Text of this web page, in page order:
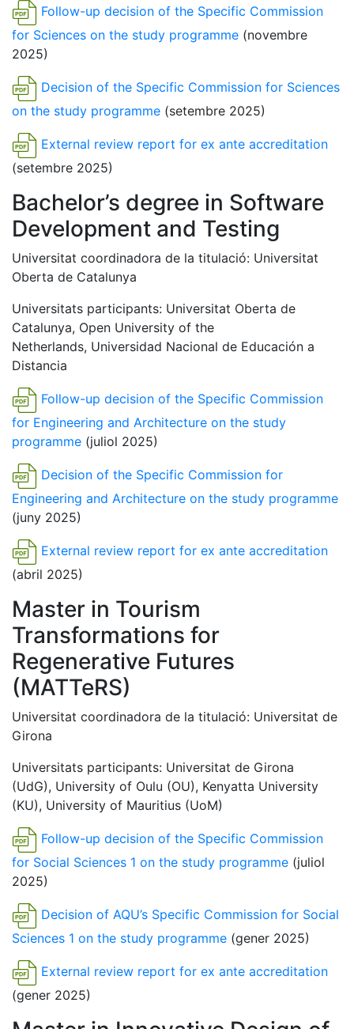
Follow-up decision of the Specific Commission
for Sciences on the study programme (novembre
2025)
Decision of the Specific Commission for Sciences
on the study programme (setembre 2025)
External review report for ex ante accreditation
(setembre 2025)
Bachelor’s degree in Software
Development and Testing
Universitat coordinadora de la titulació: Universitat
Oberta de Catalunya
Universitats participants: Universitat Oberta de
Catalunya, Open University of the
Netherlands, Universidad Nacional de Educación a
Distancia
Follow-up decision of the Specific Commission
for Engineering and Architecture on the study
programme (juliol 2025)
Decision of the Specific Commission for
Engineering and Architecture on the study programme
(juny 2025)
External review report for ex ante accreditation
(abril 2025)
Master in Tourism
Transformations for
Regenerative Futures
(MATTeRS)
Universitat coordinadora de la titulació: Universitat de
Girona
Universitats participants: Universitat de Girona
(UdG), University of Oulu (OU), Kenyatta University
(KU), University of Mauritius (UoM)
Follow-up decision of the Specific Commission
for Social Sciences 1 on the study programme (juliol
2025)
Decision of AQU’s Specific Commission for Social
Sciences 1 on the study programme (gener 2025)
External review report for ex ante accreditation
(gener 2025)